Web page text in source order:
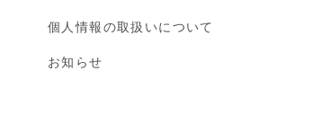
個人情報の取扱いについて
お知らせ